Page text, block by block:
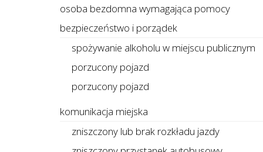
osoba bezdomna wymagająca pomocy
bezpieczeństwo i porządek
spożywanie alkoholu w miejscu publicznym
porzucony pojazd
porzucony pojazd
komunikacja miejska
zniszczony lub brak rozkładu jazdy